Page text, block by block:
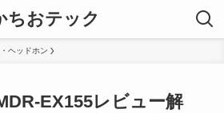
ちおテック
ヘッドホン
EX155レビュー解